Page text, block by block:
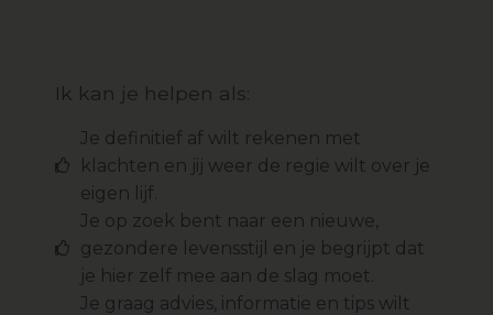
Ik kan je helpen als:
Je definitief af wilt rekenen met
klachten en jij weer de regie wilt over je
eigen lijf.
Je op zoek bent naar een nieuwe,
gezondere levensstijl en je begrijpt dat
je hier zelf mee aan de slag moet.
Je graag advies, informatie en tips wilt